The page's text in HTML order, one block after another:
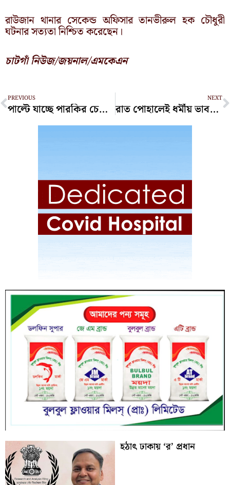
রাউজান থানার সেকেন্ড অফিসার তানভীরুল হক চৌধুরী
ঘটনার সত্যতা নিশ্চিত করেছেন।
চাটগাঁ নিউজ/জয়নাল/এমকেএন
Prev
PREVIOUS
পাল্টে যাচ্ছে পারকির চেহারা, জুনে চালু হচ্ছে ‘পারকি পর্যটন কমপ্লেক্স’
NEXT
রাত পোহালেই ধর্মীয় ভাবগাম্ভীর্যে পালিত হবে পবিত্র ঈদুল আযহা
হঠাৎ ঢাকায় ‘র’ প্রধান